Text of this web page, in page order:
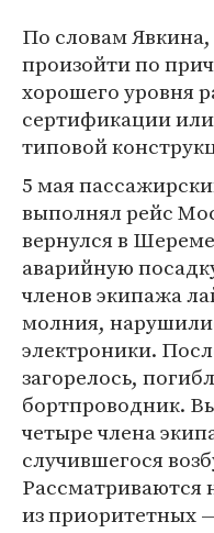
По словам Явкина,
произойти по
хорошего уровня
сертификации
типовой
5 мая
выполнял рейс
вернулся в
аварийную
членов экипажа
молния,
электроники.
загорелось,
бортпроводник.
четыре члена
случившегося
Рассматриваются
из приоритетных